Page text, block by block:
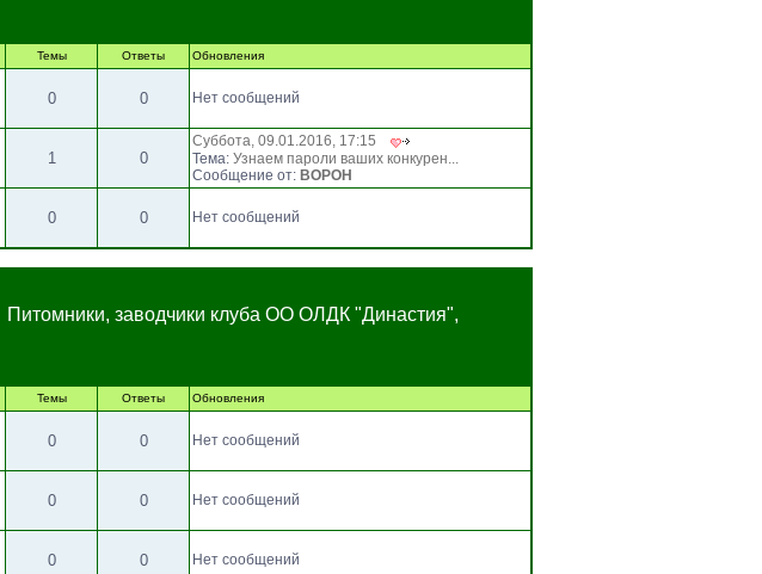
Темы Ответы Обновления
0 0 Нет сообщений
1 0
Суббота, 09.01.2016, 17:15
Тема: Узнаем пароли ваших конкурен...
Сообщение от: BOPOH
0 0 Нет сообщений
Питомники, заводчики клуба ОО ОЛДК "Династия",
Темы Ответы Обновления
0 0 Нет сообщений
0 0 Нет сообщений
0 0 Нет сообщений